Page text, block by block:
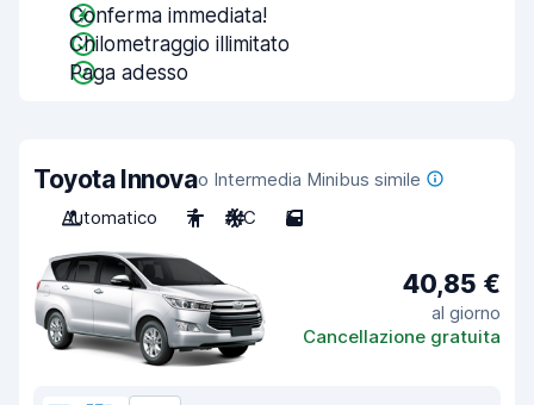
Conferma immediata!
Chilometraggio illimitato
Paga adesso
Toyota Innovao Intermedia Minibus simile
Automatico
7 A/C 5
40,85 €
al giorno
Cancellazione gratuita